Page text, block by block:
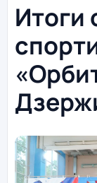
Итоги